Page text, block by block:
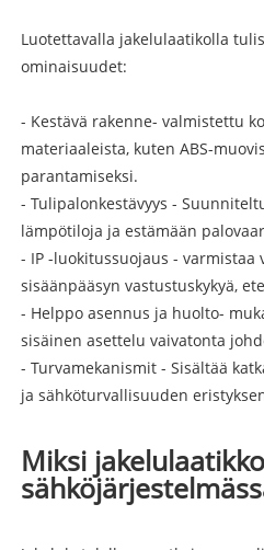
Luotettavalla jakelulaatikolla
ominaisuudet:
- Kestävä rakenne- valmistettu
materiaaleista, kuten ABS-
parantamiseksi.
- Tulipalonkestävyys -
lämpötiloja ja estämään
- IP -luokitussuojaus - varmistaa
sisäänpääsyn vastustuskykyä,
- Helppo asennus ja huolto-
sisäinen asettelu vaivatonta
- Turvamekanismit - Sisältää
ja sähköturvallisuuden
Miksi